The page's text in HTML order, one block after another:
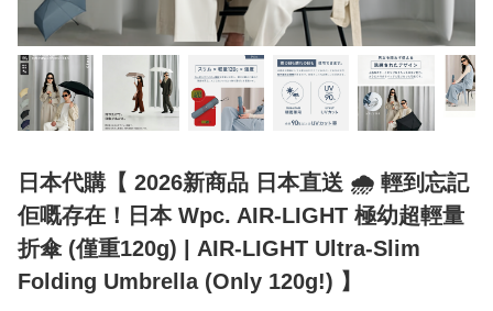
日本代購【 2026新商品 日本直送 🌧️ 輕到忘記
佢嘅存在！日本 Wpc. AIR-LIGHT 極幼超輕量
折傘 (僅重120g) | AIR-LIGHT Ultra-Slim
Folding Umbrella (Only 120g!) 】